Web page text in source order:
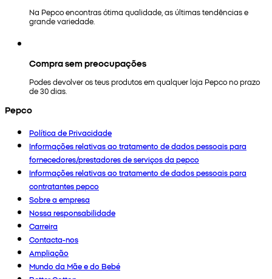
Na Pepco encontras ótima qualidade, as últimas tendências e
grande variedade.
Compra sem preocupações
Podes devolver os teus produtos em qualquer loja Pepco no prazo
de 30 dias.
Pepco
Política de Privacidade
Informações relativas ao tratamento de dados pessoais para
fornecedores/prestadores de serviços da pepco
Informações relativas ao tratamento de dados pessoais para
contratantes pepco
Sobre a empresa
Nossa responsabilidade
Carreira
Contacta-nos
Ampliação
Mundo da Mãe e do Bebé